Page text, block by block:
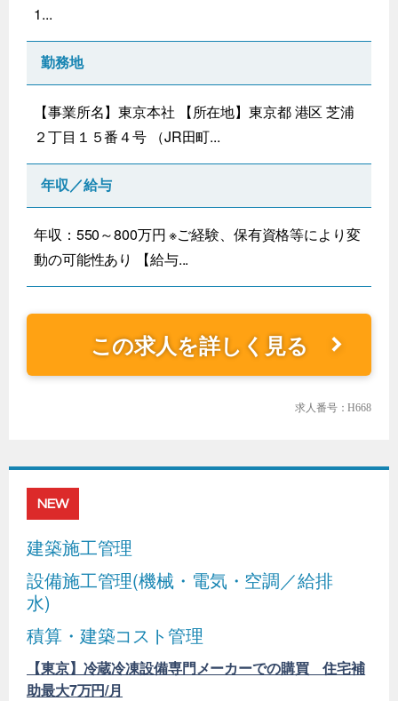
1...
勤務地
【事業所名】東京本社 【所在地】東京都 港区 芝浦
２丁目１５番４号 （JR田町...
年収／給与
年収：550～800万円 ※ご経験、保有資格等により変
動の可能性あり 【給与...
この求人を詳しく見る
求人番号：H668
NEW
建築施工管理
設備施工管理(機械・電気・空調／給排
水)
積算・建築コスト管理
【東京】冷蔵冷凍設備専門メーカーでの購買 住宅補
助最大7万円/月